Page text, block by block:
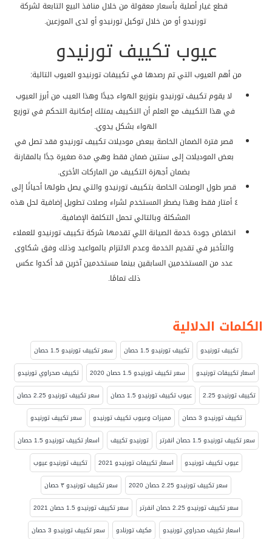
قطع غيار أصلية بأسعار معقولة من خلال منافذ البيع التابعة لشركة
تورنيدو أو من خلال توكيل تورنيدو أو لدى الموزعين.
عيوب تكييف تورنيدو
من أهم العيوب التي تم رصدها في تكييفات تورنيدو العيوب التالية:
لا يقوم تكييف تورنيدو بتوزيع الهواء جيدًا وهذا العيب من أبرز العيوب
في هذا التكييف مع العلم أن التكييف يمتلك إمكانية التحكم في توزيع
الهواء بشكل يدوي.
قصر فترة الضمان الخاصة ببعض موديلات تكييف تورنيدو فقد تصل في
بعض الموديلات إلى سنتين ضمان فقط وهي مدة صغيرة جدًا بالمقارنة
بضمان أجهزة التكييف من الماركات الأخرى.
قصر طول الوصلات الخاصة بتكييف تورنيدو والتي يصل طولها أحيانًا إلى
٤ أمتار فقط وهذا يضطر المستخدم لشراء وصلات تطويل إضافية لحل هذه
المشكلة وبالتالي تحمل التكلفة الإضافية.
انخفاض جودة خدمة الصيانة اللي تقدمها شركة تكييف تورنيدو للعملاء
والتأخير في تقديم الخدمة وعدم الالتزام بالمواعيد وذلك وفق شكاوى
عدد من المستخدمين السابقين بينما مستخدمين آخرين قد أكدوا عكس
ذلك تمامًا.
الكلمات الدلالية
تكييف تورنيدو تكييف تورنيدو 1.5 حصان
سعر تكييف تورنيدو 1.5 حصان
اسعار تكييفات تورنيدو
سعر تكييف تورنيدو 1.5 حصان 2020
تكييف صحراوي تورنيدو
تكييف تورنيدو 2.25
عيوب تكييف تورنيدو 1.5 حصان
سعر تكييف تورنيدو 2.25 حصان
تكييف تورنيدو 3 حصان
مميزات وعيوب تكييف تورنيدو
سعر تكييف تورنيدو
سعر تكييف تورنيدو 1.5 حصان انفرتر
تورنيدو تكييف
اسعار تكييف تورنيدو 1.5 حصان
عيوب تكييف تورنيدو
اسعار تكييفات تورنيدو 2021
تكييف تورنيدو عيوب
سعر تكييف تورنيدو 2.25 حصان 2020
سعر تكييف تورنيدو ٣ حصان
سعر تكييف تورنيدو 2.25 حصان انفرتر
سعر تكييف تورنيدو 1.5 حصان 2021
اسعار تكييف صحراوي تورنيدو
مكيف تورنادو
سعر تكييف تورنيدو 3 حصان